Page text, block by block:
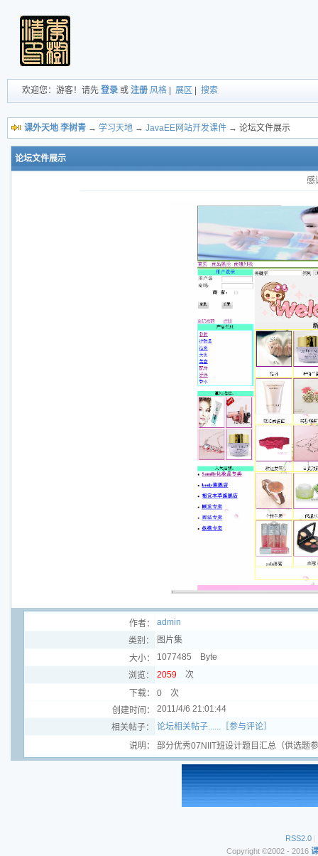
欢迎您：游客！请先 登录 或 注册 风格 展区 搜索
课外天地 李树青 → 学习天地 → JavaEE网站开发课件 → 论坛文件展示
论坛文件展示
感
作者：
admin
类别：
图片集
大小：
1077485 Byte
浏览：
2059次
下载：
0 次
创建时间：
2011/4/6 21:01:44
相关帖子：
论坛相关帖子......［参与评论］
说明：
部分优秀07NIIT班设计题目汇总（供选题
RSS2.0 |
Copyright ©2002 - 2016